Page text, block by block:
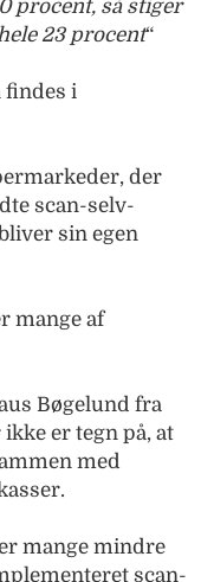
procent, så stiger
23 procent“
findes i
der
scan-selv-
sin egen
mange af
Bøgelund fra
er tegn på, at
med
mange mindre
scan-